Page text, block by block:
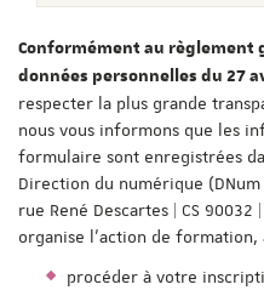
Conformément au règlement
données personnelles du 27
respecter la plus grande
nous vous informons que les
formulaire sont enregistrées
Direction du numérique
rue René Descartes | CS
organise l'action de
procéder à votre